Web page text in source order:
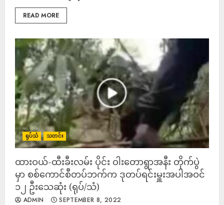
READ MORE
ရုပ်သံ သတင်း
ထားဝယ်-ထီးခီးလမ်း ပိုင်း ဝါးတောရွာအနီး တိုက်ပွဲ
မှာ စစ်ကောင်စီတပ်ဘက်က ဒုတပ်ရင်းမှူးအပါအဝင်
၁၂ ဦးသေဆုံး (ရုပ်/သံ)
ADMIN SEPTEMBER 8, 2022